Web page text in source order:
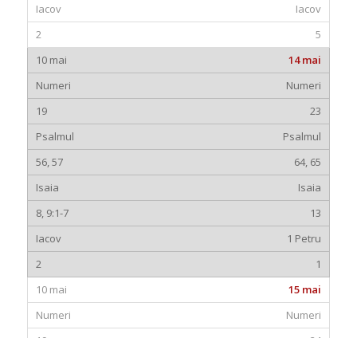
Iacov
5
14 mai
Numeri
23
Psalmul
64, 65
Isaia
13
1 Petru
1
15 mai
Numeri